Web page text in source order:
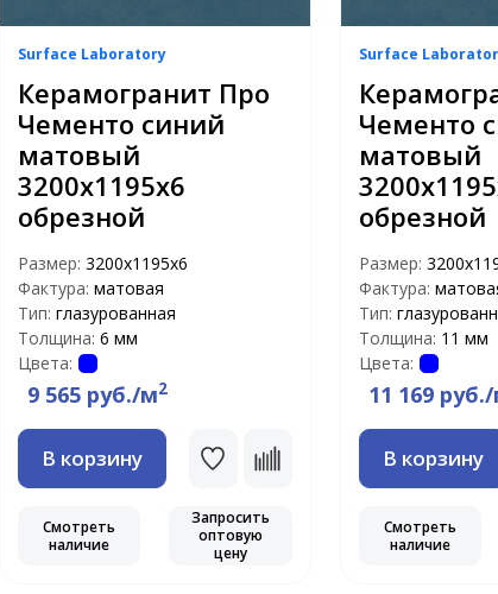
Surface Laboratory
Керамогранит Про
Чементо синий
матовый
3200х1195х6
обрезной
Размер: 3200х1195х6
Фактура: матовая
Тип: глазурованная
Толщина: 6 мм
Цвета:
9 565 руб./м2
В корзину
Смотреть
наличие
Запросить
оптовую
цену
Surface
Чементо
матовый
обрезной
Размер:
Фактура:
Тип:
Толщина: 11 мм
Цвета:
11 169
В корзину
Смотреть
наличие